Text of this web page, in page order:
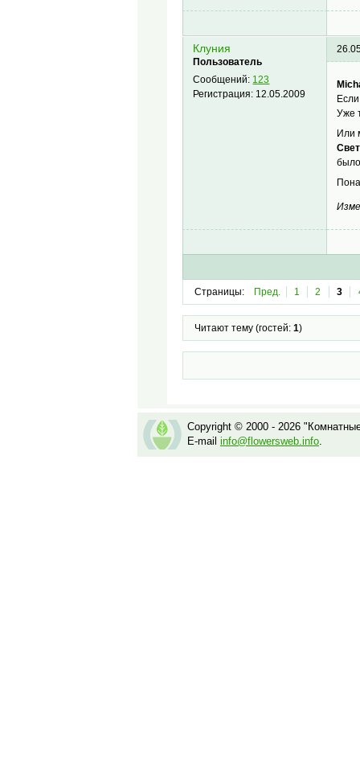
Клуния
Пользователь
Сообщений: 123
Регистрация: 12.05.2009
Уже
Или
Страницы: Пред. 1 2 3
Читают тему (гостей: 1)
Copyright © 2000 - 2026
E-mail info@flowersweb.info.